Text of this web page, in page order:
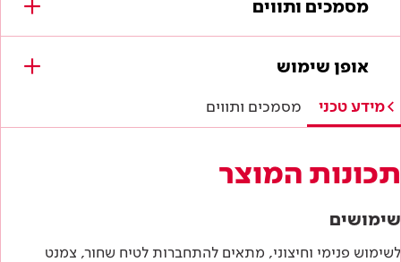
מסמכים ותווים
מסמכים להורדה
תווי תקן
הוראות בטיחות
אופן שימוש
מידע טכני מסמכים ותווים
תכונות המוצר
שימושים
לשימוש פנימי וחיצוני, מתאים להתחברות לטיח שחור, צמנט